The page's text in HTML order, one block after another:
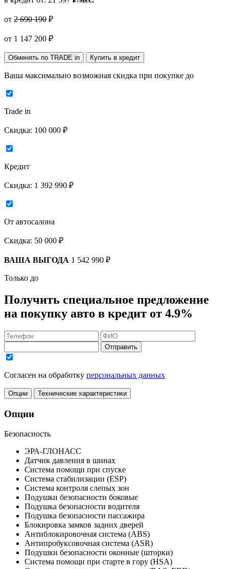
от 2 690 190 ₽
от 1 147 200 ₽
Обменять по TRADE in Купить в кредит
Ваша максимально возможная скидка при покупке до
Trade in
Скидка: 100 000 ₽
Кредит
Скидка: 1 392 990 ₽
От автосалона
Скидка: 50 000 ₽
ВАША ВЫГОДА 1 542 990 ₽
Только до
Получить специальное предложение
на покупку авто в кредит от 4.9%
Отправить
Согласен на обработку персональных данных
Опции Технические характеристики
Опции
Безопасность
ЭРА-ГЛОНАСС
Датчик давления в шинах
Система помощи при спуске
Система стабилизации (ESP)
Система контроля слепых зон
Подушки безопасности боковые
Подушка безопасности водителя
Подушка безопасности пассажира
Блокировка замков задних дверей
Антиблокировочная система (ABS)
Антипробуксовочная система (ASR)
Подушки безопасности оконные (шторки)
Система помощи при старте в гору (HSA)